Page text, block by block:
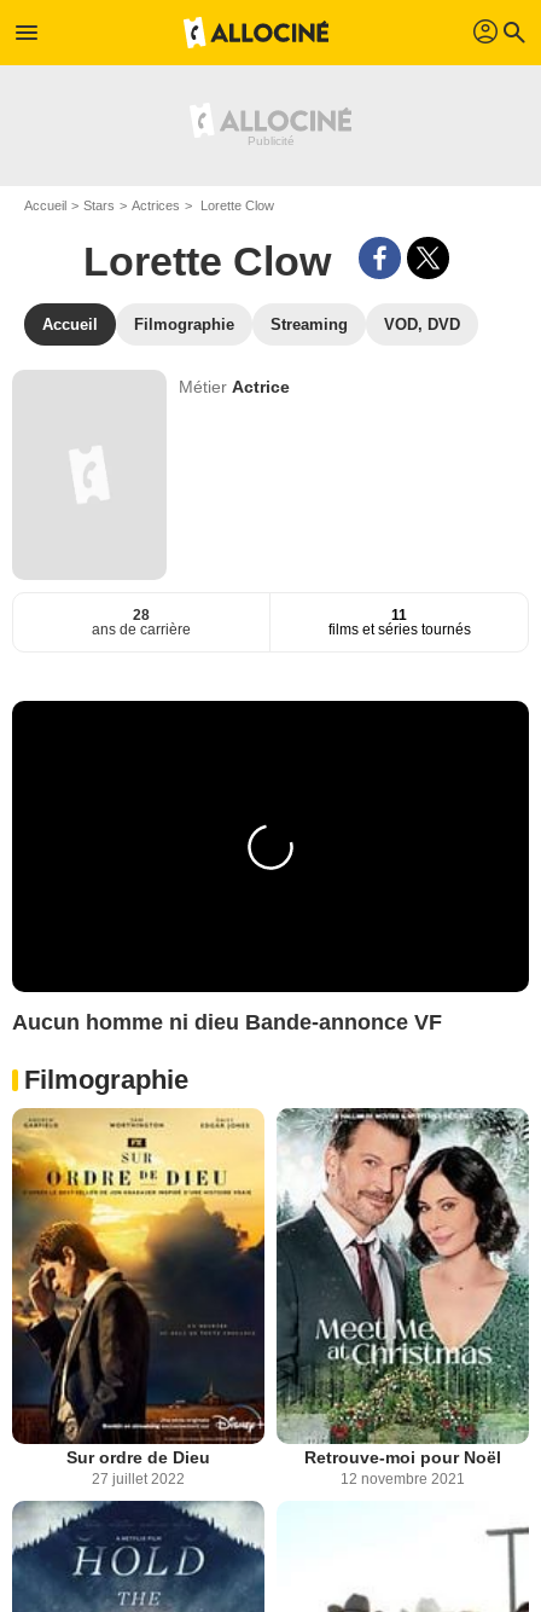
menu profil search
Accueil Stars Actrices Lorette Clow
Lorette Clow
Accueil Filmographie Streaming VOD, DVD
MétierActrice
28
ans de carrière
11
films et séries tournés
Aucun homme ni dieu Bande-annonce VF
Filmographie
Sur ordre de Dieu
27 juillet 2022
Retrouve-moi pour Noël
12 novembre 2021